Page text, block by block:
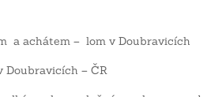
a achátem – lom v Doubravicích
Doubravicích – ČR